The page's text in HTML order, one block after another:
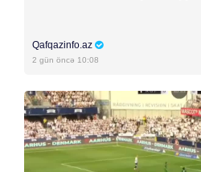
Qafqazinfo.az
2 gün öncə 10:08